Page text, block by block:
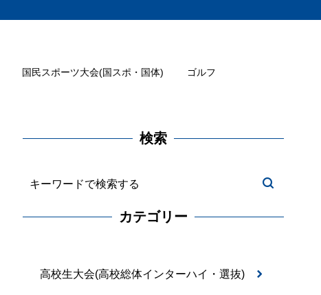
国民スポーツ大会(国スポ・国体) ゴルフ
検索
カテゴリー
高校生大会(高校総体インターハイ・選抜)